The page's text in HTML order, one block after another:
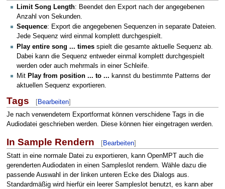
Limit Song Length: Beendet den Export nach der angegebenen
Anzahl von Sekunden.
Sequence: Export die angegebenen Sequenzen in separate Dateien.
Jede Sequenz wird einmal komplett durchgespielt.
Play entire song ... times spielt die gesamte aktuelle Sequenz ab.
Dabei kann die Sequenz entweder einmal komplett durchgespielt
werden oder auch mehrmals in einer Schleife.
Mit Play from position ... to ... kannst du bestimmte Patterns der
aktuellen Sequenz exportieren.
Tags [Bearbeiten]
Je nach verwendetem Exportformat können verschidene Tags in die
Audiodatei geschrieben werden. Diese können hier eingetragen werden.
In Sample Rendern [Bearbeiten]
Statt in eine normale Datei zu exportieren, kann OpenMPT auch die
gerenderten Audiodaten in einen Sampleslot rendern. Wähle dazu die
passende Auswahl in der linken unteren Ecke des Dialogs aus.
Standardmäßig wird hierfür ein leerer Sampleslot benutzt, es kann aber